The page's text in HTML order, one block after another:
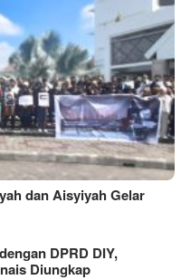
dan Aisyiyah Gelar
DPRD DIY,
Diungkap